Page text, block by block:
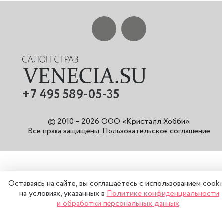
+7 495 589-05-35
© 2010 – 2026 ООО «Кристалл Хобби».
Все права защищены. Пользовательское соглашение
Оставаясь на сайте, вы соглашаетесь с использованием
на условиях, указанных вПолитике конфиденциальности
и обработки персональных данных.